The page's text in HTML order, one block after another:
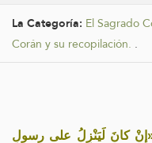
La Categoría: El Sagrado
Corán y su recopilación. .
كانَ لَيَنْزِلُ على رسولِ